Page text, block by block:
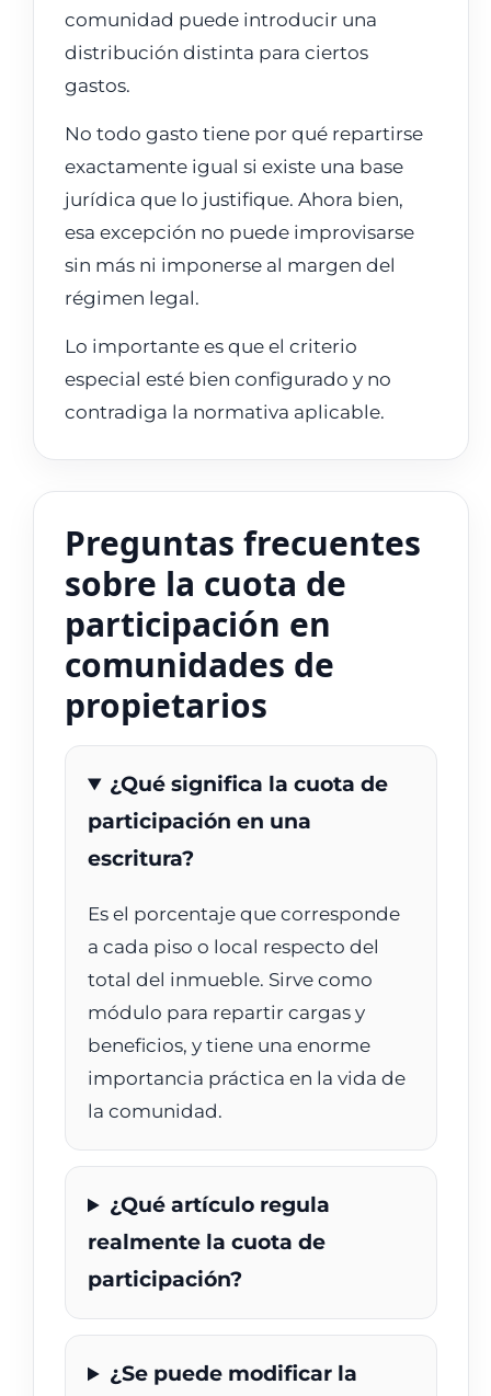
comunidad puede introducir una
distribución distinta para ciertos
gastos.
No todo gasto tiene por qué repartirse
exactamente igual si existe una base
jurídica que lo justifique. Ahora bien,
esa excepción no puede improvisarse
sin más ni imponerse al margen del
régimen legal.
Lo importante es que el criterio
especial esté bien configurado y no
contradiga la normativa aplicable.
Preguntas frecuentes
sobre la cuota de
participación en
comunidades de
propietarios
¿Qué significa la cuota de
participación en una
escritura?
Es el porcentaje que corresponde
a cada piso o local respecto del
total del inmueble. Sirve como
módulo para repartir cargas y
beneficios, y tiene una enorme
importancia práctica en la vida de
la comunidad.
¿Qué artículo regula
realmente la cuota de
participación?
¿Se puede modificar la